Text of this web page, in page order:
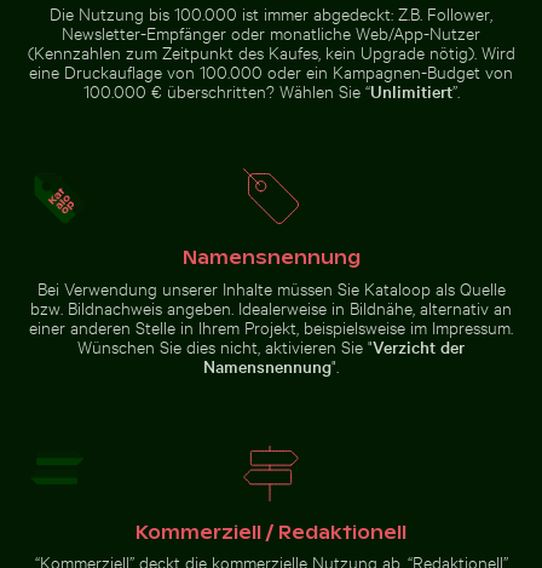
Zerstreute Eisscherben auf
Luftaufnahme der West Bay Skyline in Doha
Luftaufnahme der West Bay
Skyline in Doha
Luftaufnahme von
Luftaufnahme von Soufrière,
Küstenstadt mit Kirche und
Strand
Leuchtend Rote Tropische Pflanze mit Zarten Blüten
Leuchtend Rote
Flugzeugflügel gegen Abendhimmel
Flugzeugflügel gegen Abendhimmel während
des Fluges
Mangrovenbaum im Yum Balam Flora und Fauna
Städtische Szene mit
Die Nutzung bis 100.000 ist immer abgedeckt: Z.B. Follower,
Newsletter-Empfänger oder monatliche Web/App-Nutzer
(Kennzahlen zum Zeitpunkt des Kaufes, kein Upgrade nötig). Wird
eine Druckauflage von 100.000 oder ein Kampagnen-Budget von
100.000 € überschritten? Wählen Sie “Unlimitiert”.
Namensnennung
Bei Verwendung unserer Inhalte müssen Sie Kataloop als Quelle
bzw. Bildnachweis angeben. Idealerweise in Bildnähe, alternativ an
einer anderen Stelle in Ihrem Projekt, beispielsweise im Impressum.
Wünschen Sie dies nicht, aktivieren Sie "Verzicht der
Namensnennung".
Kommerziell / Redaktionell
“Kommerziell” deckt die kommerzielle Nutzung ab. “Redaktionell”